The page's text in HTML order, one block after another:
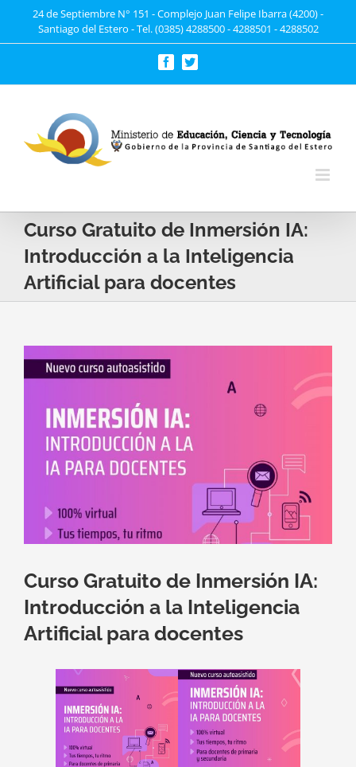
24 de Septiembre N° 151 - Complejo Juan Felipe Ibarra (4200) -
Santiago del Estero - Tel. (0385) 4288500 - 4288501 - 4288502
FacebookTwitter
Curso Gratuito de Inmersión IA:
Introducción a la Inteligencia
Artificial para docentes
Ver
imagen
grande
Curso Gratuito de Inmersión IA:
Introducción a la Inteligencia
Artificial para docentes